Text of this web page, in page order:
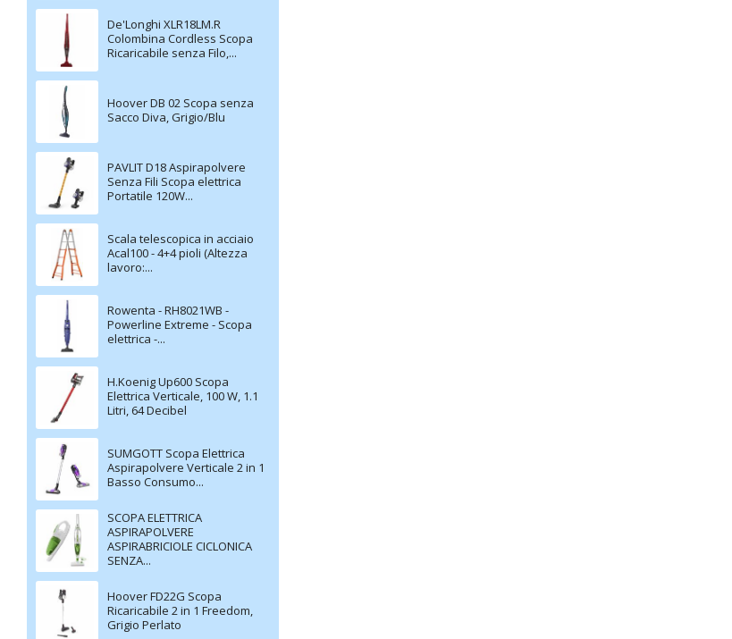
De'Longhi XLR18LM.R
Colombina Cordless Scopa
Ricaricabile senza Filo,...
Hoover DB 02 Scopa senza
Sacco Diva, Grigio/Blu
PAVLIT D18 Aspirapolvere
Senza Fili Scopa elettrica
Portatile 120W...
Scala telescopica in acciaio
Acal100 - 4+4 pioli (Altezza
lavoro:...
Rowenta - RH8021WB -
Powerline Extreme - Scopa
elettrica -...
H.Koenig Up600 Scopa
Elettrica Verticale, 100 W, 1.1
Litri, 64 Decibel
SUMGOTT Scopa Elettrica
Aspirapolvere Verticale 2 in 1
Basso Consumo...
SCOPA ELETTRICA
ASPIRAPOLVERE
ASPIRABRICIOLE CICLONICA
SENZA...
Hoover FD22G Scopa
Ricaricabile 2 in 1 Freedom,
Grigio Perlato